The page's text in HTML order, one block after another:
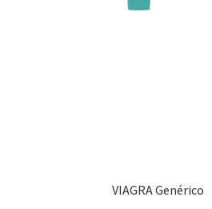
VIAGRA Genérico